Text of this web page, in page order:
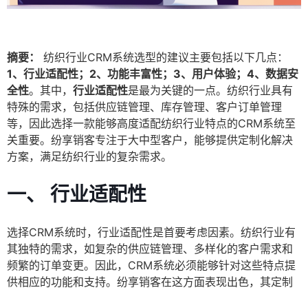
摘要：
纺织行业CRM系统选型的建议主要包括以下几点：
1、行业适配性；2、功能丰富性；3、用户体验；4、数据安
全性。其中， 行业适配性是最为关键的一点。纺织行业具有
特殊的需求，包括供应链管理、库存管理、客户订单管理
等，因此选择一款能够高度适配纺织行业特点的CRM系统至
关重要。纷享销客专注于大中型客户，能够提供定制化解决
方案，满足纺织行业的复杂需求。
一、 行业适配性
选择CRM系统时，行业适配性是首要考虑因素。纺织行业有
其独特的需求，如复杂的供应链管理、多样化的客户需求和
频繁的订单变更。因此，CRM系统必须能够针对这些特点提
供相应的功能和支持。纷享销客在这方面表现出色，其定制